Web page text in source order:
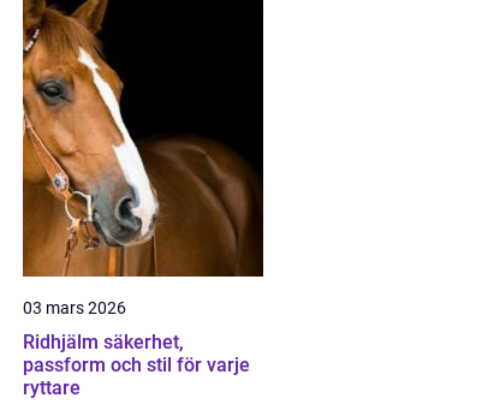
03 mars 2026
Ridhjälm säkerhet,
passform och stil för varje
ryttare